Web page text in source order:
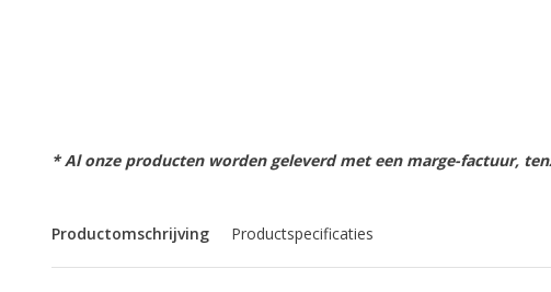
* Al onze producten worden geleverd met een marge-factuur,
Productomschrijving Productspecificaties